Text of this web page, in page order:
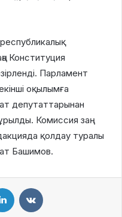
Конституция
Парламент
оқылымға
депутаттарынан
Комиссия заң
қолдау туралы
Башимов.